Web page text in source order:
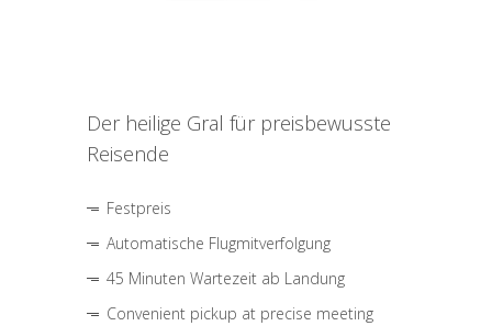
Der heilige Gral für preisbewusste
Reisende
Festpreis
Automatische Flugmitverfolgung
45 Minuten Wartezeit ab Landung
Convenient pickup at precise meeting